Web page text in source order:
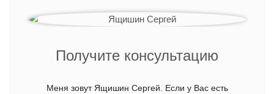
Получите консультацию
Меня зовут Ящишин Сергей. Если у Вас есть